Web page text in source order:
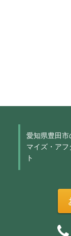
愛知県豊田市
マイズ・アフ
ト